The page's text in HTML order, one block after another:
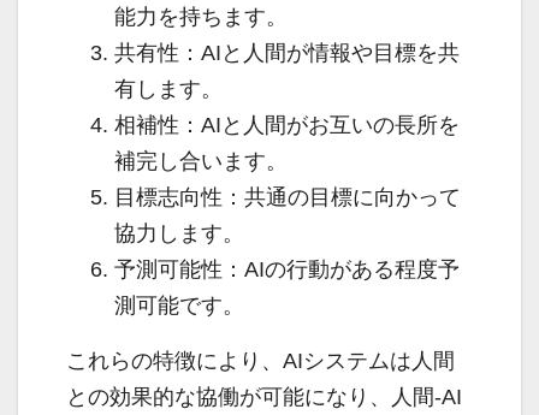
能力を持ちます。
共有性：AIと人間が情報や目標を共
有します。
相補性：AIと人間がお互いの長所を
補完し合います。
目標志向性：共通の目標に向かって
協力します。
予測可能性：AIの行動がある程度予
測可能です。
これらの特徴により、AIシステムは人間
との効果的な協働が可能になり、人間-AI